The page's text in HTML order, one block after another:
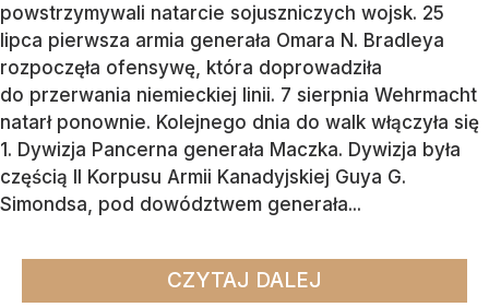
powstrzymywali natarcie sojuszniczych wojsk. 25
lipca pierwsza armia generała Omara N. Bradleya
rozpoczęła ofensywę, która doprowadziła
do przerwania niemieckiej linii. 7 sierpnia Wehrmacht
natarł ponownie. Kolejnego dnia do walk włączyła się
1. Dywizja Pancerna generała Maczka. Dywizja była
częścią II Korpusu Armii Kanadyjskiej Guya G.
Simondsa, pod dowództwem generała...
CZYTAJ DALEJ